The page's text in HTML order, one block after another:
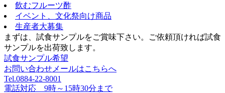
飲むフルーツ酢
イベント、文化祭向け商品
生産者大募集
まずは、試食サンプルをご賞味下さい。
ご依頼頂ければ試食
サンプルを出荷致します。
試食サンプル希望
お問い合わせメールはこちらへ
Tel.0884-22-8001
電話対応 9時～15時30分まで